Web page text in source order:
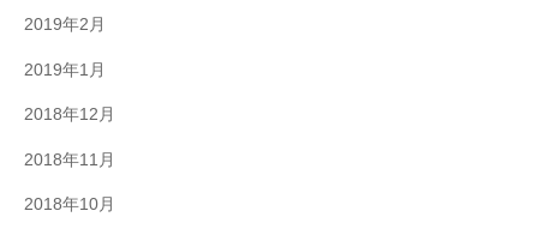
2019年2月
2019年1月
2018年12月
2018年11月
2018年10月